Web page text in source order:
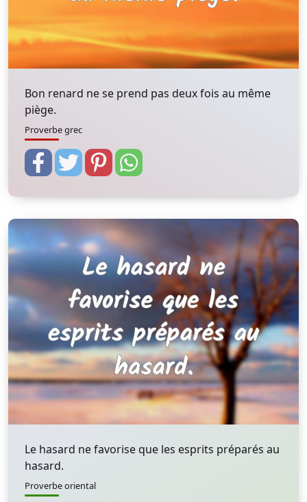
Bon renard ne se prend pas deux fois au même
piège.
Proverbe grec
Le hasard ne favorise que les esprits préparés au
hasard.
Proverbe oriental